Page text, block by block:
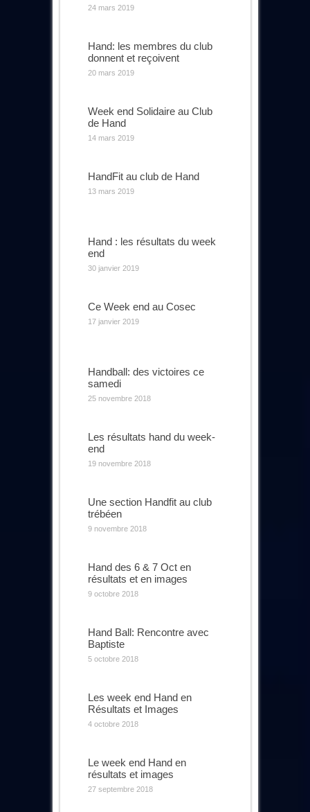
24 mars 2019
Hand: les membres du club
donnent et reçoivent
20 mars 2019
Week end Solidaire au Club
de Hand
14 mars 2019
HandFit au club de Hand
13 mars 2019
Hand : les résultats du week
end
30 janvier 2019
Ce Week end au Cosec
17 janvier 2019
Handball: des victoires ce
samedi
25 novembre 2018
Les résultats hand du week-
end
19 novembre 2018
Une section Handfit au club
trébéen
9 novembre 2018
Hand des 6 & 7 Oct en
résultats et en images
9 octobre 2018
Hand Ball: Rencontre avec
Baptiste
5 octobre 2018
Les week end Hand en
Résultats et Images
4 octobre 2018
Le week end Hand en
résultats et images
27 septembre 2018